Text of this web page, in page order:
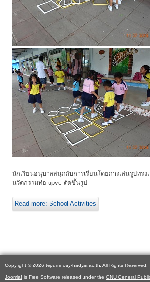
นักเรียนอนุบาลสนุกกับการเรียนโดยการเล่นรูปทร
นวัตกรรมท่อ upvc ดัดขึ้นรูป
Read more: School Activities
Copyright © 2026 tepumnouy-hadyai.ac.th. All Rights Reserved.
Joomla! is Free Software released under the GNU General